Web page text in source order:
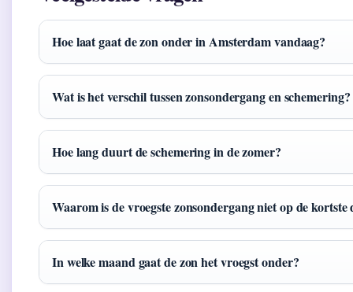
Hoe laat gaat de zon onder in Amsterdam vandaag?
Wat is het verschil tussen zonsondergang en schemering?
Hoe lang duurt de schemering in de zomer?
Waarom is de vroegste zonsondergang niet op de kortste
In welke maand gaat de zon het vroegst onder?